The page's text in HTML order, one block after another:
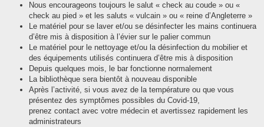
Nous encourageons toujours le salut « check au coude » ou «
check au pied » et les saluts « vulcain » ou « reine d’Angleterre »
Le matériel pour se laver et/ou se désinfecter les mains continuera
d’être mis à disposition à l’évier sur le palier commun
Le matériel pour le nettoyage et/ou la désinfection du mobilier et
des équipements utilisés continuera d’être mis à disposition
Depuis quelques mois, le bar fonctionne normalement
La bibliothèque sera bientôt à nouveau disponible
Après l’activité, si vous avez de la température ou que vous
présentez des symptômes possibles du Covid-19,
prenez contact avec votre médecin et avertissez rapidement les
administrateurs